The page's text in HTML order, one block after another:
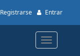
Registrarse Entrar
Toggle